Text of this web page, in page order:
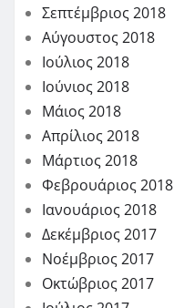
Σεπτέμβριος 2018
Αύγουστος 2018
Ιούλιος 2018
Ιούνιος 2018
Μάιος 2018
Απρίλιος 2018
Μάρτιος 2018
Φεβρουάριος 2018
Ιανουάριος 2018
Δεκέμβριος 2017
Νοέμβριος 2017
Οκτώβριος 2017